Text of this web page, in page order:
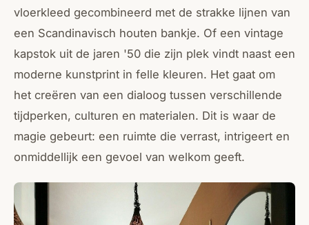
vloerkleed gecombineerd met de strakke lijnen van
een Scandinavisch houten bankje. Of een vintage
kapstok uit de jaren '50 die zijn plek vindt naast een
moderne kunstprint in felle kleuren. Het gaat om
het creëren van een dialoog tussen verschillende
tijdperken, culturen en materialen. Dit is waar de
magie gebeurt: een ruimte die verrast, intrigeert en
onmiddellijk een gevoel van welkom geeft.